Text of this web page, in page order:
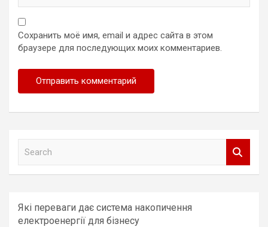
Сохранить моё имя, email и адрес сайта в этом
браузере для последующих моих комментариев.
h
Які переваги дає система накопичення
електроенергії для бізнесу